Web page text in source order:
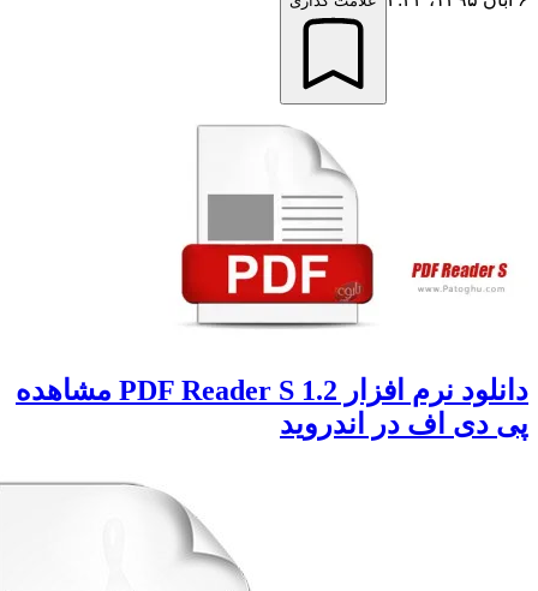
دانلود نرم افزار PDF Reader S 1.2 مشاهده
اف در اندروید